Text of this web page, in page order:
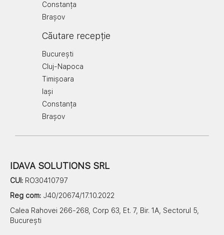
Constanța
Brașov
Căutare recepție
București
Cluj-Napoca
Timișoara
Iași
Constanța
Brașov
IDAVA SOLUTIONS SRL
CUI: RO30410797
Reg com: J40/20674/17.10.2022
Calea Rahovei 266-268, Corp 63, Et. 7, Bir. 1A, Sectorul 5,
București